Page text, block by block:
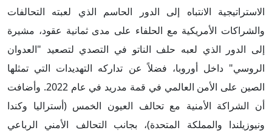
الاستراتيجية الانتباه إلى الدور الحاسم الذي لعبته التحالفات
والشراكات الأمريكية مع الحلفاء على مدى ثمانية عقود، مشيرة
إلى الدور الذي لعبه حلف الناتو في التصدي لتصعيد "العدوان
الروسي" داخل أوروبا، فضلاً عن تداركه التهديدات التي تمثلها
الصين على الأمن العالمي في قمة مدريد في عام 2022. وأضافت
أن الشراكة الأمنية مع تحالف العيون الخمس (أستراليا وكندا
ونيوزيلندا والمملكة المتحدة)، بجانب التحالف الأمني الرباعي